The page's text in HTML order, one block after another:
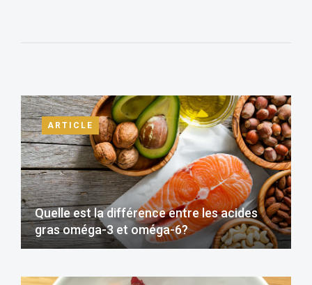
ARTICLE
Quelle est la différence entre les acides
gras oméga-3 et oméga-6?